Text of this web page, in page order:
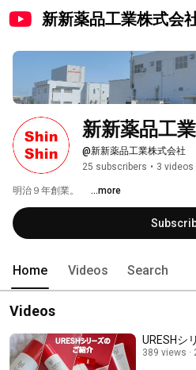
新新薬品工業株式会
新新薬品工
@新新薬品工業株式会社
25 subscribers • 3 videos
明治９年創業。 ...more
Home Videos Search
Videos
URESHシ
389 views